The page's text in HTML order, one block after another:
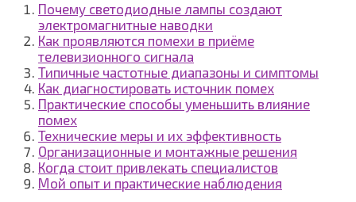
Почему светодиодные лампы создают
электромагнитные наводки
Как проявляются помехи в приёме
телевизионного сигнала
Типичные частотные диапазоны и симптомы
Как диагностировать источник помех
Практические способы уменьшить влияние
помех
Технические меры и их эффективность
Организационные и монтажные решения
Когда стоит привлекать специалистов
Мой опыт и практические наблюдения